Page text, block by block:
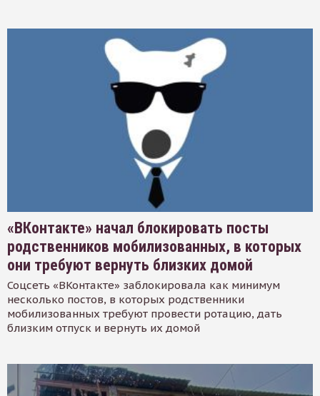
«ВКонтакте» начал блокировать посты
родственников мобилизованных, в которых
они требуют вернуть близких домой
Соцсеть «ВКонтакте» заблокировала как минимум
несколько постов, в которых родственники
мобилизованных требуют провести ротацию, дать
близким отпуск и вернуть их домой